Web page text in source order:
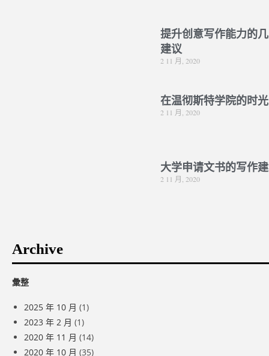
提升创意写作能力的
建议
2 11 月, 2020
在温彻斯特学院的时光
2 11 月, 2020
大学申请文书的写作
2 11 月, 2020
Archive
彙整
2025 年 10 月 (1)
2023 年 2 月 (1)
2020 年 11 月 (14)
2020 年 10 月 (35)